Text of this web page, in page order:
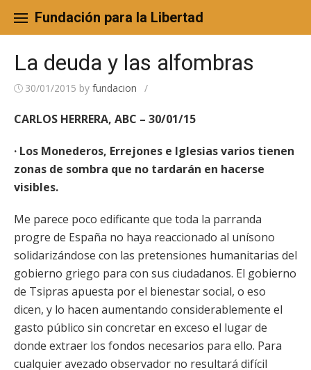
content
Fundación para la Libertad
La deuda y las alfombras
30/01/2015 by fundacion /
CARLOS HERRERA, ABC – 30/01/15
· Los Monederos, Errejones e Iglesias varios tienen
zonas de sombra que no tardarán en hacerse
visibles.
Me parece poco edificante que toda la parranda
progre de España no haya reaccionado al unísono
solidarizándose con las pretensiones humanitarias del
gobierno griego para con sus ciudadanos. El gobierno
de Tsipras apuesta por el bienestar social, o eso
dicen, y lo hacen aumentando considerablemente el
gasto público sin concretar en exceso el lugar de
donde extraer los fondos necesarios para ello. Para
cualquier avezado observador no resultará difícil